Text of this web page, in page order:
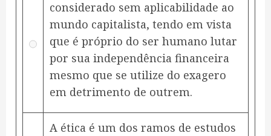
considerado sem aplicabilidade ao
mundo capitalista, tendo em vista
que é próprio do ser humano lutar
por sua independência financeira
mesmo que se utilize do exagero
em detrimento de outrem.
A ética é um dos ramos de estudos